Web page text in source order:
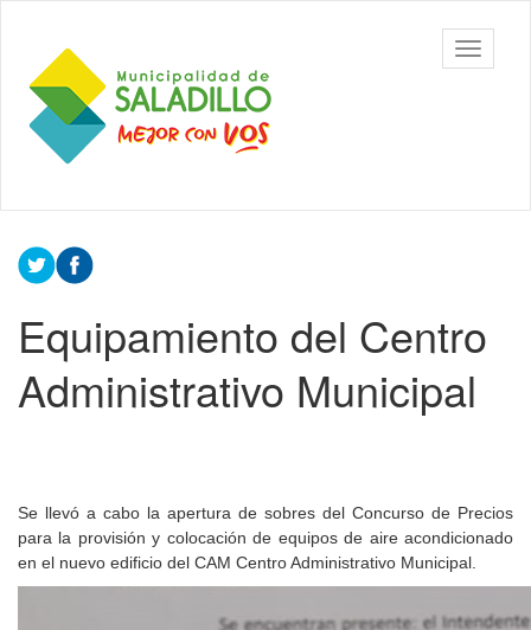
contenido
principal
Municipalidad
de Saladillo
barra
Contenido
principal
Equipamiento del Centro
Administrativo Municipal
Se llevó a cabo la apertura de sobres del Concurso de Precios
para la provisión y colocación de equipos de aire acondicionado
en el nuevo edificio del CAM Centro Administrativo Municipal.